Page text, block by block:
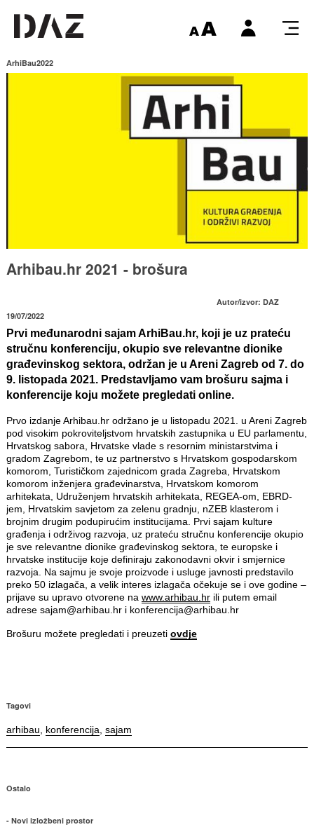
ArhiBau2022
Arhibau.hr 2021 - brošura
Autor/izvor: DAZ
19/07/2022
Prvi međunarodni sajam ArhiBau.hr, koji je uz prateću
stručnu konferenciju, okupio sve relevantne dionike
građevinskog sektora, održan je u Areni Zagreb od 7. do
9. listopada 2021. Predstavljamo vam brošuru sajma i
konferencije koju možete pregledati online.
Prvo izdanje Arhibau.hr održano je u listopadu 2021. u Areni Zagreb
pod visokim pokroviteljstvom hrvatskih zastupnika u EU parlamentu,
Hrvatskog sabora, Hrvatske vlade s resornim ministarstvima i
gradom Zagrebom, te uz partnerstvo s Hrvatskom gospodarskom
komorom, Turističkom zajednicom grada Zagreba, Hrvatskom
komorom inženjera građevinarstva, Hrvatskom komorom
arhitekata, Udruženjem hrvatskih arhitekata, REGEA-om, EBRD-
jem, Hrvatskim savjetom za zelenu gradnju, nZEB klasterom i
brojnim drugim podupirućim institucijama. Prvi sajam kulture
građenja i održivog razvoja, uz prateću stručnu konferencije okupio
je sve relevantne dionike građevinskog sektora, te europske i
hrvatske institucije koje definiraju zakonodavni okvir i smjernice
razvoja. Na sajmu je svoje proizvode i usluge javnosti predstavilo
preko 50 izlagača, a velik interes izlagača očekuje se i ove godine –
prijave su upravo otvorene na www.arhibau.hrili putem email
adrese sajam@arhibau.hr i konferencija@arhibau.hr
Brošuru možete pregledati i preuzeti ovdje
Tagovi
arhibau konferencija sajam
Ostalo
Novi izložbeni prostor